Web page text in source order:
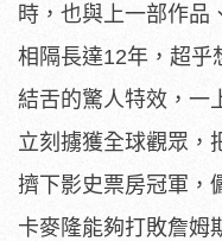
時，也與上一部作品
相隔長達12年， 超乎
結舌的驚人特效， 一
立刻擄獲全球觀眾，
擠下影史票房冠軍，
卡麥隆能夠打敗詹姆